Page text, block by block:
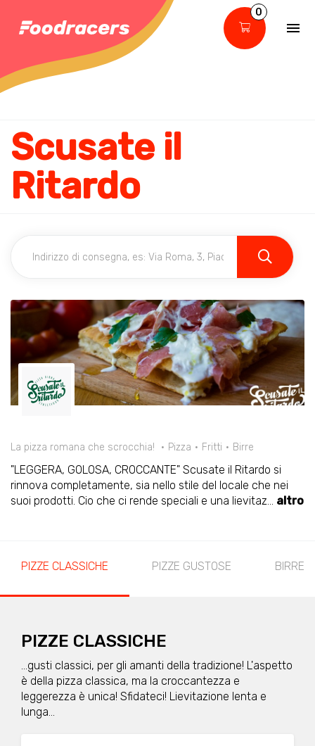
0
Scusate il
Ritardo
La pizza romana che scrocchia! Pizza Fritti Birre
"LEGGERA, GOLOSA, CROCCANTE" Scusate il Ritardo si
rinnova completamente, sia nello stile del locale che nei
suoi prodotti. Cio che ci rende speciali e una lievitaz... altro
PIZZE CLASSICHE PIZZE GUSTOSE BIRRE
PIZZE CLASSICHE
...gusti classici, per gli amanti della tradizione! L'aspetto
è della pizza classica, ma la croccantezza e
leggerezza è unica! Sfidateci! Lievitazione lenta e
lunga...